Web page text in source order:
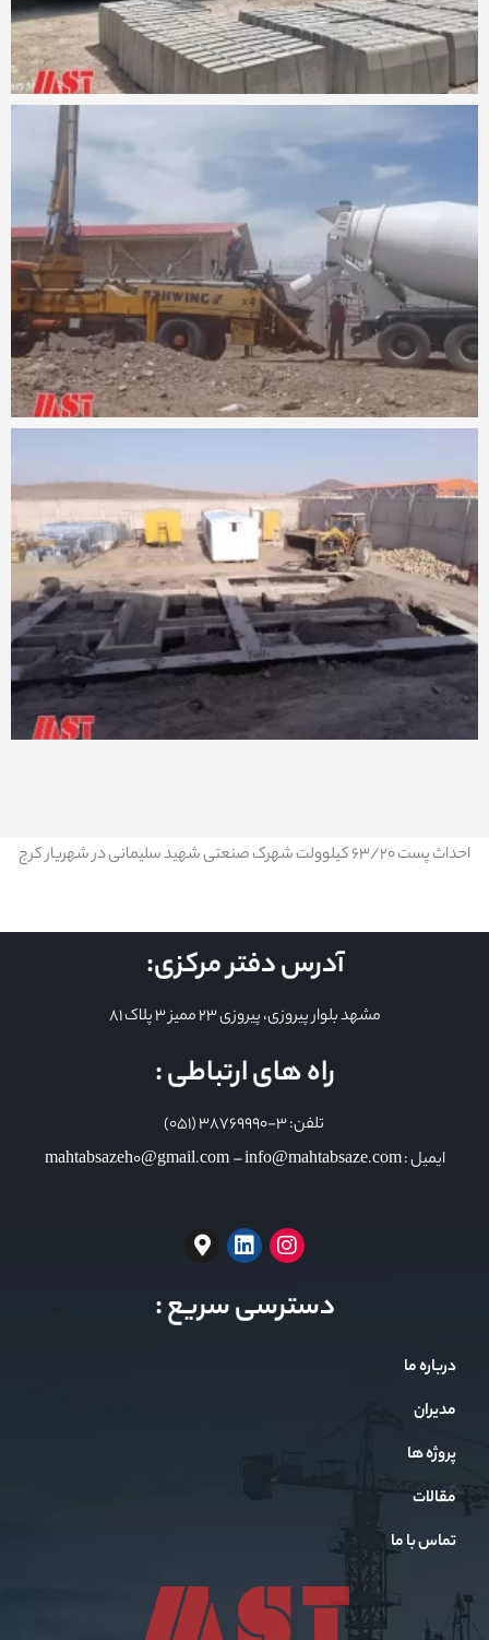
احداث پست 63/20 کیلوولت شهرک صنعتی شهید سلیمانی در شهریار کرج
آدرس دفتر مرکزی:
مشهد بلوار پیروزی، پیروزی 23 ممیز 3 پلاک 81
راه های ارتباطی :
تلفن: 3-38769990 (051)
ایمیل : mahtabsazeh0@gmail.com – info@mahtabsaze.com
دسترسی سریع :
درباره ما
مدیران
پروژه ها
مقالات
تماس با ما